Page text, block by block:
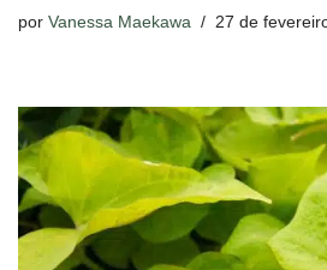
por Vanessa Maekawa 27 de